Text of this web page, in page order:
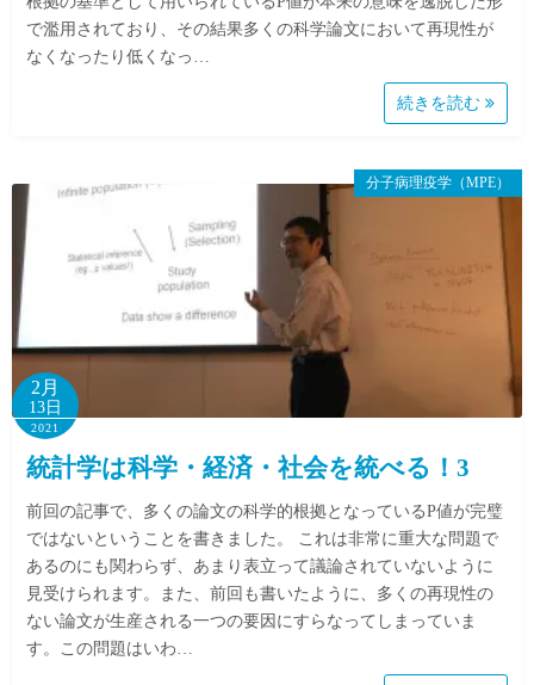
で濫用されており、その結果多くの科学論文において再現性が
なくなったり低くなっ…
続きを読む
分子病理疫学（MPE）
2月
13日
2021
統計学は科学・経済・社会を統べる！3
前回の記事で、多くの論文の科学的根拠となっているP値が完璧
ではないということを書きました。 これは非常に重大な問題で
あるのにも関わらず、あまり表立って議論されていないように
見受けられます。また、前回も書いたように、多くの再現性の
ない論文が生産される一つの要因にすらなってしまっていま
す。この問題はいわ…